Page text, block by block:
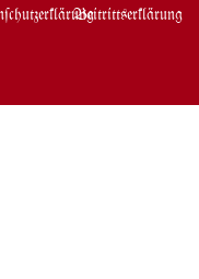
Beitritt$erklärung